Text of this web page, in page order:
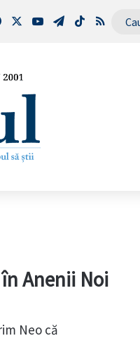
FacebookYouTubeTelegram
TikTokRSS
Anenii Noi
Neo că